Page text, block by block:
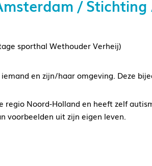
/
sporthal Wethouder Verheij)
en zijn/haar omgeving. Deze
regio Noord-Holland en heeft zelf
voorbeelden uit zijn eigen leven.